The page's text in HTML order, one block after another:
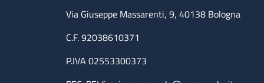
Via Giuseppe Massarenti, 9, 40138 Bologna
C.F. 92038610371
P.IVA 02553300373